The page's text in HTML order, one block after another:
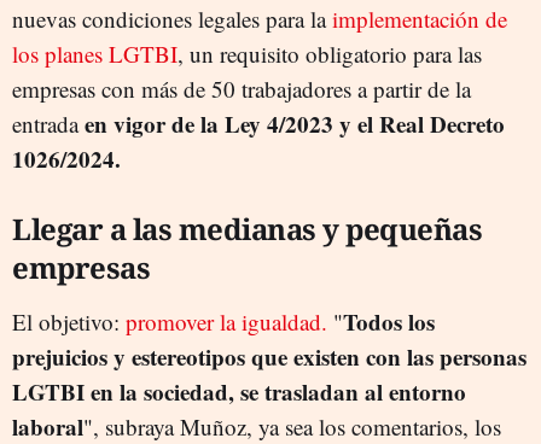
nuevas condiciones legales para laimplementación de
los planes LGTBI, un requisito obligatorio para las
empresas con más de 50 trabajadores a partir de la
entradaen vigor de la Ley 4/2023 y el Real Decreto
1026/2024.
Llegar a las medianas y pequeñas
empresas
El objetivo: promover la igualdad. "Todos los
prejuicios y estereotipos que existen con las personas
LGTBI en la sociedad, se trasladan al entorno
laboral", subraya Muñoz, ya sea los comentarios, los